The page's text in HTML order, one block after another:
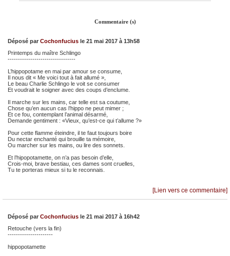
Commentaire (s)
Déposé par Cochonfucius le 21 mai 2017 à 13h58
Printemps du maître Schlingo
---------------------------------
L’hippopotame en mai par amour se consume,
Il nous dit « Me voici tout à fait allumé »,
Le beau Charlie Schlingo le voit se consumer
Et voudrait le soigner avec des coups d’enclume.
Il marche sur les mains, car telle est sa coutume,
Chose qu’en aucun cas l’hippo ne peut mimer ;
Et ce fou, contemplant l’animal désarmé,
Demande gentiment : «Vieux, qu’est-ce qui t’allume ?»
Pour cette flamme éteindre, il te faut toujours boire
Du nectar enchanté qui brouille ta mémoire,
Ou marcher sur les mains, ou lire des sonnets.
Et l’hipopotamette, on n’a pas besoin d’elle,
Crois-moi, brave bestiau, ces dames sont cruelles,
Tu te porteras mieux si tu le reconnais.
[Lien vers ce commentaire]
Déposé par Cochonfucius le 21 mai 2017 à 16h42
Retouche (vers la fin)
----------------------
hippopotamette